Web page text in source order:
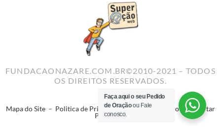
FUNDACAONAZARE.COM.BR©2010-2021 – TODOS
OS DIREITOS RESERVADOS.
Mapa do Site – Politica de Privacidade–Termos de Uso–Reportar
Problema
Faça aqui o seu Pedido
de Oraçãoou Fale
conosco.